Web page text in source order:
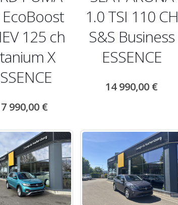
EcoBoost
125 ch
X
990,00 €
1.0 TSI 110 CH
S&S Business
ESSENCE
14 990,00 €